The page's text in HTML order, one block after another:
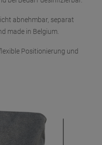
abnehmbar, separat
made in Belgium.
Positionierung und